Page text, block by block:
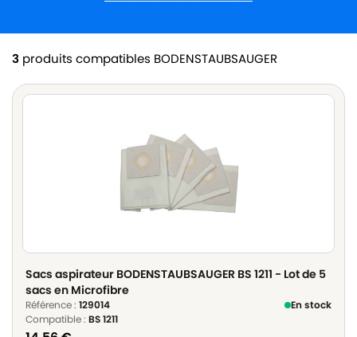
3 produits compatibles BODENSTAUBSAUGER
Sacs aspirateur BODENSTAUBSAUGER BS 1211 - Lot de 5
sacs en Microfibre
Référence : 129014
En stock
Compatible : BS 1211